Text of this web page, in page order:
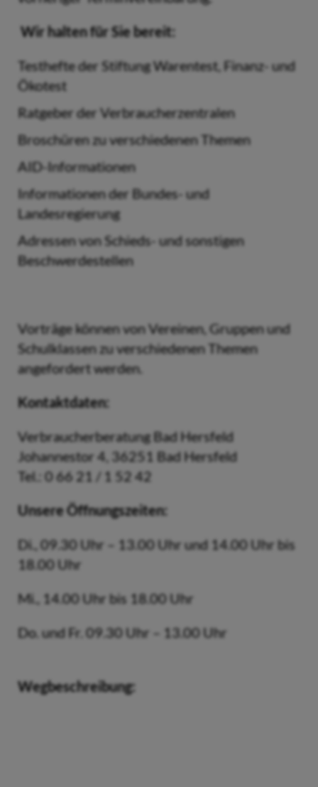
Wir halten für Sie bereit:
Testhefte der Stiftung Warentest, Finanz- und
Ökotest
Ratgeber der Verbraucherzentralen
Broschüren zu verschiedenen Themen
AID-Informationen
Informationen der Bundes- und
Landesregierung
Adressen von Schieds- und sonstigen
Beschwerdestellen
Vorträge können von Vereinen, Gruppen und
Schulklassen zu verschiedenen Themen
angefordert werden.
Kontaktdaten:
Verbraucherberatung Bad Hersfeld
Johannestor 4, 36251 Bad Hersfeld
Tel.: 0 66 21 / 1 52 42
Unsere Öffnungszeiten:
Di., 09.30 Uhr – 13.00 Uhr und 14.00 Uhr bis
18.00 Uhr
Mi., 14.00 Uhr bis 18.00 Uhr
Do. und Fr. 09.30 Uhr – 13.00 Uhr
Wegbeschreibung: